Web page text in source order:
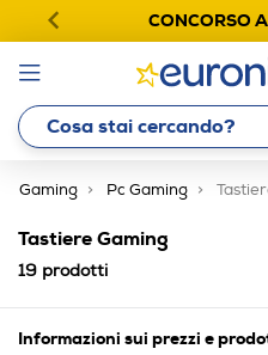
CONCORSO
Gaming Pc Gaming
Tastiere Gaming
19 prodotti
Informazioni sui prezzi e